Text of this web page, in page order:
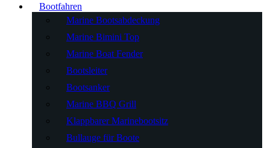
Bootfahren
Marine Bootsabdeckung
Marine Bimini Top
Marine Boat Fender
Bootsleiter
Bootsanker
Marine BBQ Grill
Klappbarer Marinebootsitz
Bullauge für Boote